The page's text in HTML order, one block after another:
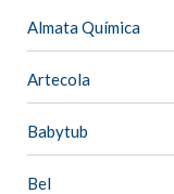
Almata Química
Artecola
Babytub
Bel